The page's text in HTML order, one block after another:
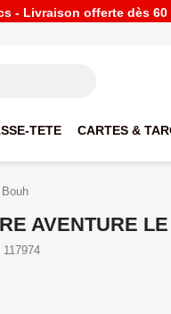
- Livraison offerte dès 60
TETE CARTES &
AVENTURE
117974